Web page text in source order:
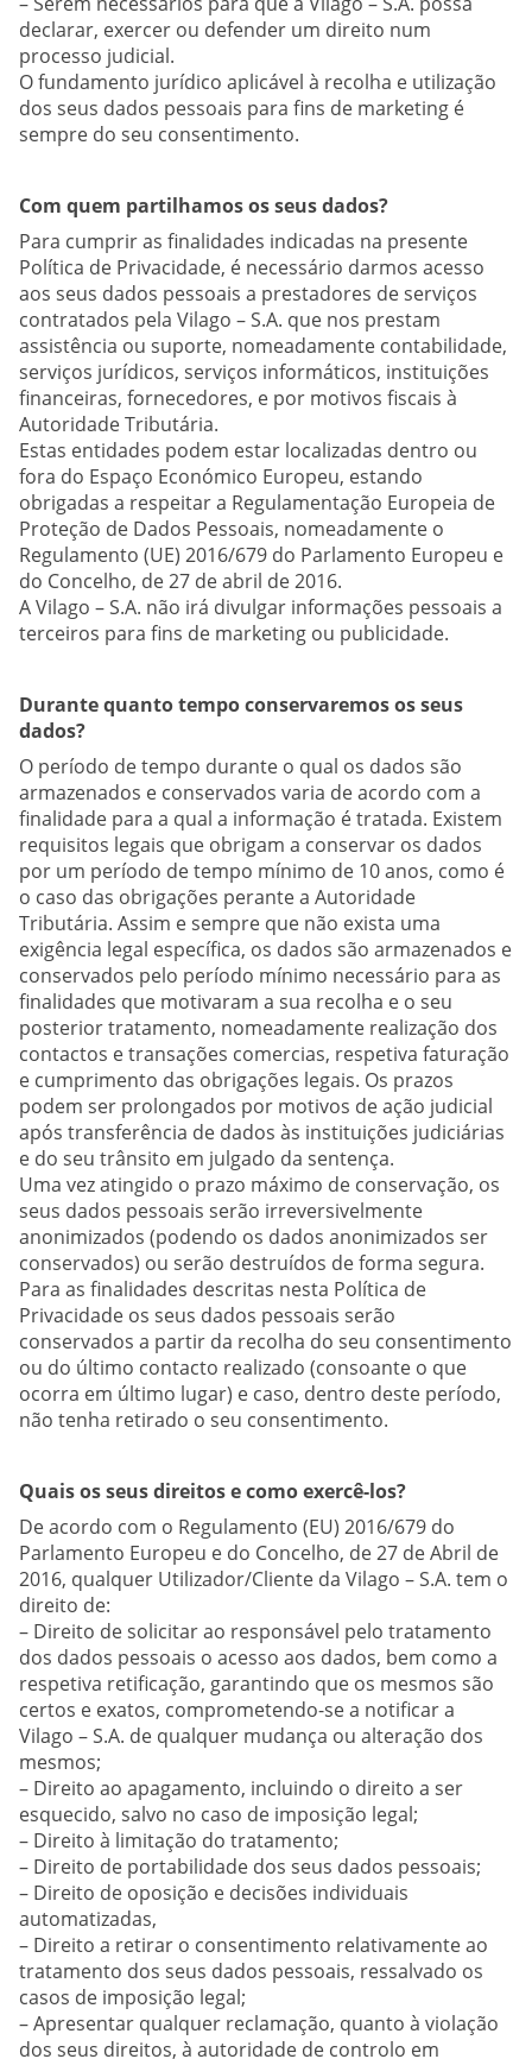
declarar, exercer ou defender um direito num
processo judicial.
O fundamento jurídico aplicável à recolha e utilização
dos seus dados pessoais para fins de marketing é
sempre do seu consentimento.
Com quem partilhamos os seus dados?
Para cumprir as finalidades indicadas na presente
Política de Privacidade, é necessário darmos acesso
aos seus dados pessoais a prestadores de serviços
contratados pela Vilago – S.A. que nos prestam
assistência ou suporte, nomeadamente contabilidade,
serviços jurídicos, serviços informáticos, instituições
financeiras, fornecedores, e por motivos fiscais à
Autoridade Tributária.
Estas entidades podem estar localizadas dentro ou
fora do Espaço Económico Europeu, estando
obrigadas a respeitar a Regulamentação Europeia de
Proteção de Dados Pessoais, nomeadamente o
Regulamento (UE) 2016/679 do Parlamento Europeu e
do Concelho, de 27 de abril de 2016.
A Vilago – S.A. não irá divulgar informações pessoais a
terceiros para fins de marketing ou publicidade.
Durante quanto tempo conservaremos os seus
dados?
O período de tempo durante o qual os dados são
armazenados e conservados varia de acordo com a
finalidade para a qual a informação é tratada. Existem
requisitos legais que obrigam a conservar os dados
por um período de tempo mínimo de 10 anos, como é
o caso das obrigações perante a Autoridade
Tributária. Assim e sempre que não exista uma
exigência legal específica, os dados são armazenados e
conservados pelo período mínimo necessário para as
finalidades que motivaram a sua recolha e o seu
posterior tratamento, nomeadamente realização dos
contactos e transações comercias, respetiva faturação
e cumprimento das obrigações legais. Os prazos
podem ser prolongados por motivos de ação judicial
após transferência de dados às instituições judiciárias
e do seu trânsito em julgado da sentença.
Uma vez atingido o prazo máximo de conservação, os
seus dados pessoais serão irreversivelmente
anonimizados (podendo os dados anonimizados ser
conservados) ou serão destruídos de forma segura.
Para as finalidades descritas nesta Política de
Privacidade os seus dados pessoais serão
conservados a partir da recolha do seu consentimento
ou do último contacto realizado (consoante o que
ocorra em último lugar) e caso, dentro deste período,
não tenha retirado o seu consentimento.
Quais os seus direitos e como exercê-los?
De acordo com o Regulamento (EU) 2016/679 do
Parlamento Europeu e do Concelho, de 27 de Abril de
2016, qualquer Utilizador/Cliente da Vilago – S.A. tem o
direito de:
– Direito de solicitar ao responsável pelo tratamento
dos dados pessoais o acesso aos dados, bem como a
respetiva retificação, garantindo que os mesmos são
certos e exatos, comprometendo-se a notificar a
Vilago – S.A. de qualquer mudança ou alteração dos
mesmos;
– Direito ao apagamento, incluindo o direito a ser
esquecido, salvo no caso de imposição legal;
– Direito à limitação do tratamento;
– Direito de portabilidade dos seus dados pessoais;
– Direito de oposição e decisões individuais
automatizadas,
– Direito a retirar o consentimento relativamente ao
tratamento dos seus dados pessoais, ressalvado os
casos de imposição legal;
– Apresentar qualquer reclamação, quanto à violação
dos seus direitos, à autoridade de controlo em